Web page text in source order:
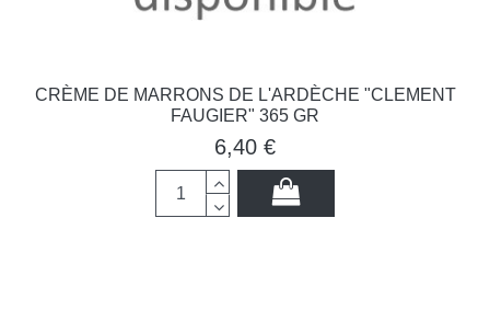
CRÈME DE MARRONS DE L'ARDÈCHE "CLEMENT
FAUGIER" 365 GR
6,40 €